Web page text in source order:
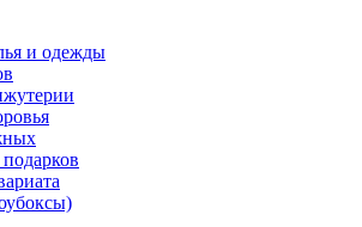
и одежды